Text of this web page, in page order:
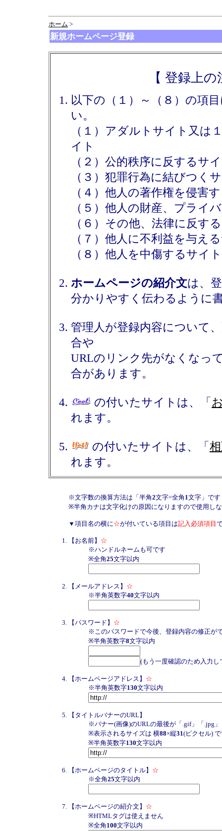
ホーム >
新規ホームページ登録
【 登録上
以下の（１）～（８）の項
い。
（１）アダルトサイト又は
イト
（２）公的秩序に反するサ
（３）犯罪行為に結びつく
（４）他人の著作権を侵害
（５）他人の財産、プライ
（６）その他、法律に反す
（７）他人に不利益を与え
（８）他人を中傷するサイト
ホームページの紹介文は、
分かりやすく伝わるように
管理人が登録内容について
合や
URLのリンク先がなくなっ
合があります。
の付いたサイトは、「
れます。
の付いたサイトは、「
れます。
※文字数の換算方法は「半角2文字=全角 1文字」です
※半角カナは文字化けの原因になりますので使用し
▼項目名の横に☆が付いている項目は記入必須項目
【お名前】 ☆
※ハンドルネームも可です
※全角25文字以内
【メールアドレス】 ☆
※半角英数字40文字以内
【パスワード】 ☆
※このパスワードで今後、登録内容の修正が
※半角英数字8文字以内
(もう一度確認のため入力し
【ホームページアドレス】 ☆
※半角英数字130文字以内
【タイトルバナーのURL】
※バナー(画像)のURLの最後が「.gif」「.jpg
※表示されるサイズは 横88×縦31(ピクセル)
※半角英数字130文字以内
【ホームページのタイトル】 ☆
※全角25文字以内
【ホームページの紹介文】 ☆
※HTMLタグは使えません
※全角 100文字以内